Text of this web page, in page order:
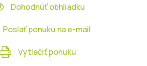
Dohodnúť obhliadku
Poslať ponuku na e-mail
Vytlačiť ponuku